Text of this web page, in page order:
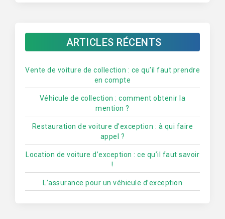
ARTICLES RÉCENTS
Vente de voiture de collection : ce qu’il faut prendre
en compte
Véhicule de collection : comment obtenir la
mention ?
Restauration de voiture d’exception : à qui faire
appel ?
Location de voiture d’exception : ce qu’il faut savoir
!
L’assurance pour un véhicule d’exception